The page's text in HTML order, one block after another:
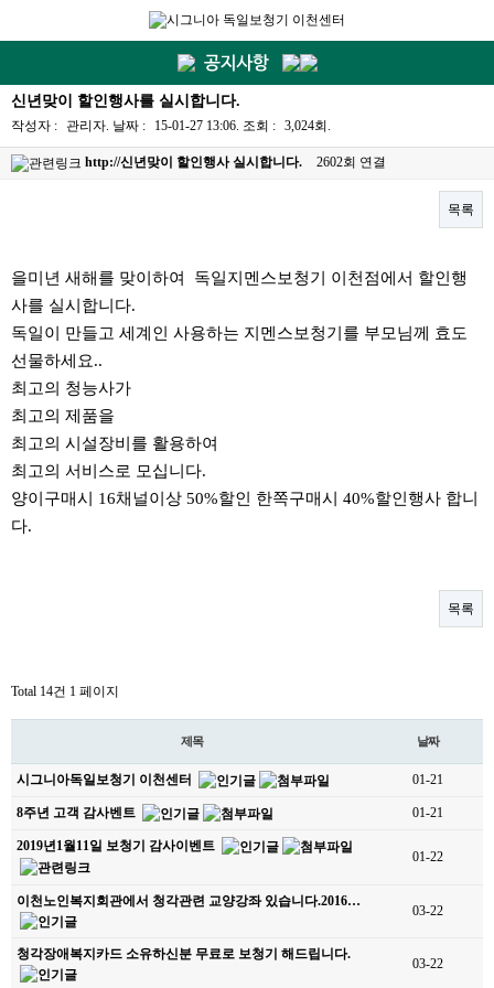
신년맞이 할인행사를 실시합니다.
작성자 : 관리자. 날짜 : 15-01-27 13:06. 조회 : 3,024회.
http://신년맞이 할인행사 실시합니다. 2602회 연결
목록
을미년 새해를 맞이하여 독일지멘스보청기 이천점에서 할인행
사를 실시합니다.
독일이 만들고 세계인 사용하는 지멘스보청기를 부모님께 효도
선물하세요..
최고의 청능사가
최고의 제품을
최고의 시설장비를 활용하여
최고의 서비스로 모십니다.
양이구매시 16채널이상 50%할인 한쪽구매시 40%할인행사 합니
다.
목록
Total 14건 1 페이지
제목 날짜
시그니아독일보청기 이천센터 01-21
8주년 고객 감사벤트 01-21
2019년1월11일 보청기 감사이벤트
01-22
이천노인복지회관에서 청각관련 교양강좌 있습니다.2016…
03-22
청각장애복지카드 소유하신분 무료로 보청기 해드립니다.
03-22